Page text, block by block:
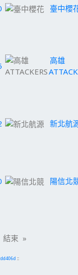
臺中櫻
高雄
新北航
陽信北
束 »
::